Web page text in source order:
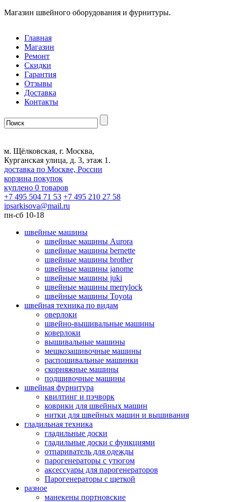
Магазин швейного оборудования и фурнитуры.
Главная
Магазин
Ремонт
Скидки
Гарантия
Отзывы
Доставка
Контакты
м. Щёлковская, г. Москва,
Курганская улица, д. 3, этаж 1.
доставка по Москве, России
корзина покупок
куплено 0 товаров
+7 495 504 71 53 +7 495 210 27 58
ipsarkisova@mail.ru
пн-сб 10-18
швейные машины
швейные машины Aurora
швейные машины bernette
швейные машины brother
швейные машины janome
швейные машины juki
швейные машины merrylock
швейные машины Toyota
швейная техника по видам
оверлоки
швейно-вышивальные машины
коверлоки
вышивальные машины
мешкозашивочные машины
распошивальные машинки
скорняжные машины
подшивочные машины
швейная фурнитура
квилтинг и пэчворк
коврики для швейных машин
нитки для швейных машин и вышивания
гладильная техника
гладильные доски
гладильные доски с функциями
отпариватель для одежды
парогенераторы с утюгом
аксессуары для парогенераторов
Парогенераторы с щеткой
разное
манекены портновские